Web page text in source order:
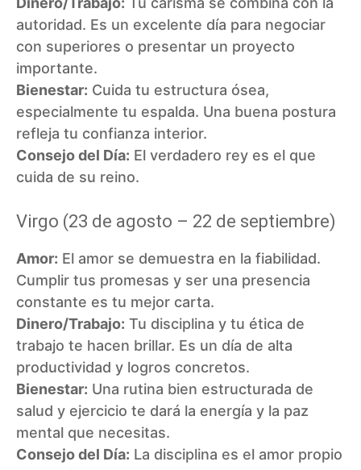
autoridad. Es un excelente día para negociar
con superiores o presentar un proyecto
importante.
Bienestar: Cuida tu estructura ósea,
especialmente tu espalda. Una buena postura
refleja tu confianza interior.
Consejo del Día: El verdadero rey es el que
cuida de su reino.
Virgo (23 de agosto – 22 de septiembre)
Amor: El amor se demuestra en la fiabilidad.
Cumplir tus promesas y ser una presencia
constante es tu mejor carta.
Dinero/Trabajo: Tu disciplina y tu ética de
trabajo te hacen brillar. Es un día de alta
productividad y logros concretos.
Bienestar: Una rutina bien estructurada de
salud y ejercicio te dará la energía y la paz
mental que necesitas.
Consejo del Día: La disciplina es el amor propio